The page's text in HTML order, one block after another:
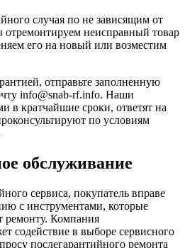
случая по не зависящим от
неисправный товар
его на новый или возместим
отправьте заполненную
info@snab-rf.info. Наши
в кратчайшие сроки, ответят на
по условиям
обслуживание
сервиса, покупатель вправе
с инструментами, которые
ремонту. Компания
в выборе сервисного
послегарантийного ремонта